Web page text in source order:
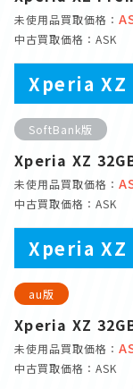
未使用品買取価格：
中古買取価格：ASK
Xperia
SoftBank版
Xperia XZ
未使用品買取価格：
中古買取価格：ASK
Xperia XZ
au版
Xperia XZ
未使用品買取価格：
中古買取価格：ASK